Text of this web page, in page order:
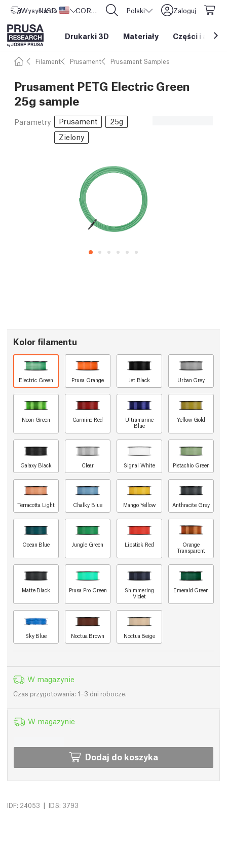
Wysyłka do Stany Zjednoczone
USD ($) CORE One L: Już w sprzedaży! Polski Zaloguj
Drukarki 3D Materiały Części i
Filament Prusament Prusament Samples
Prusament PETG Electric Green
25g sample
Parametry Prusament
25g
Zielony
Kolor filamentu
Electric Green Prusa Orange Jet Black Urban Grey
Neon Green Carmine Red
Ultramarine
Blue
Yellow Gold
Galaxy Black Clear Signal White Pistachio Green
Terracotta Light Chalky Blue Mango Yellow Anthracite Grey
Ocean Blue Jungle Green Lipstick Red
Orange
Transparent
Matte Black Prusa Pro Green
Shimmering
Violet
Emerald Green
Sky Blue Noctua Brown Noctua Beige
W magazynie
Czas przygotowania: 1–3 dni robocze.
W magazynie
Dodaj do koszyka
IDF: 24053 | IDS: 3793